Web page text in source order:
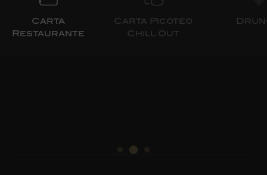
Carta
Restaurante
Carta Picoteo
Chill Out